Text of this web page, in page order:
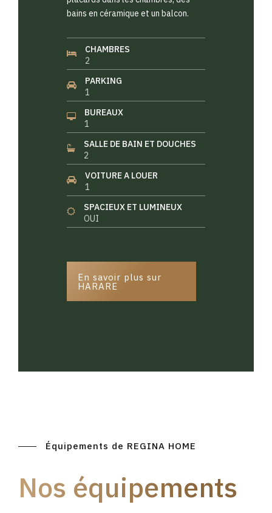
bains en céramique et un balcon.
CHAMBRES
2
PARKING
1
BUREAUX
1
SALLE DE BAIN ET DOUCHES
2
VOITURE A LOUER
1
SPACIEUX ET LUMINEUX
OUI
En savoir plus sur
HARARE
Équipements de REGINA HOME
Nos équipements